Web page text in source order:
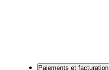
Paiements et facturation